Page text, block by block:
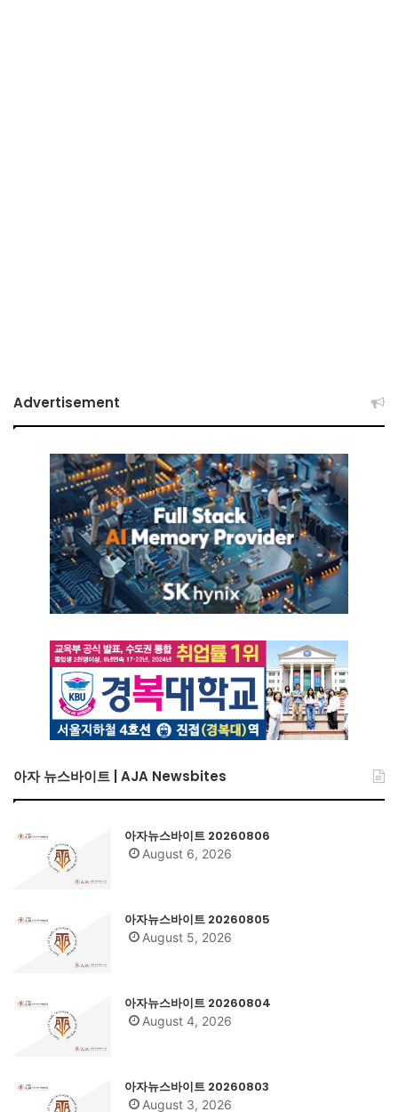
Advertisement
아자 뉴스바이트 | AJA Newsbites
아자뉴스바이트 20260806
August 6, 2026
아자뉴스바이트 20260805
August 5, 2026
아자뉴스바이트 20260804
August 4, 2026
아자뉴스바이트 20260803
August 3, 2026